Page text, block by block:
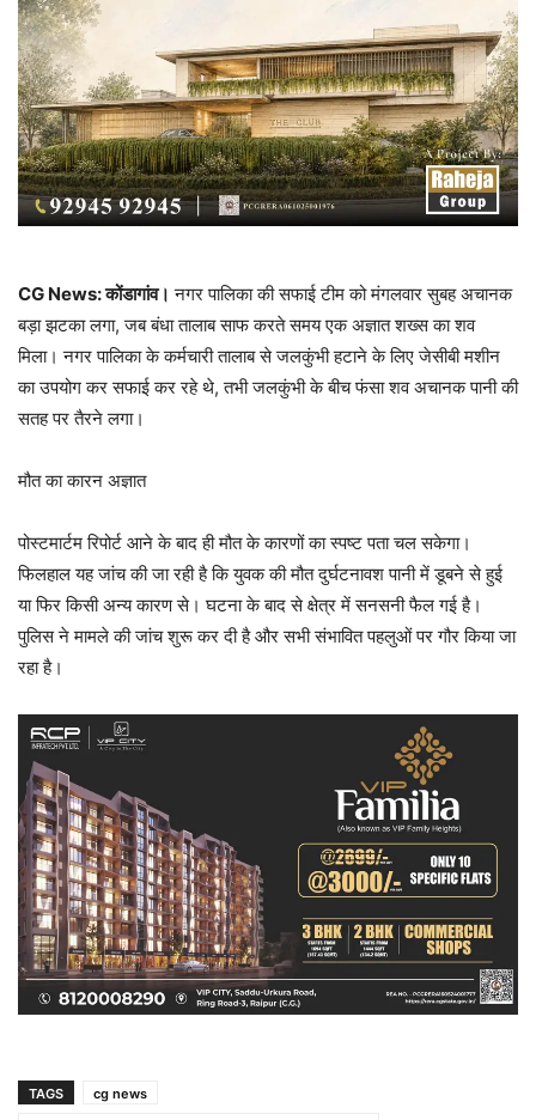
CG News: कोंडागांव। नगर पालिका की सफाई टीम को मंगलवार सुबह अचानक
बड़ा झटका लगा, जब बंधा तालाब साफ करते समय एक अज्ञात शख्स का शव
मिला। नगर पालिका के कर्मचारी तालाब से जलकुंभी हटाने के लिए जेसीबी मशीन
का उपयोग कर सफाई कर रहे थे, तभी जलकुंभी के बीच फंसा शव अचानक पानी की
सतह पर तैरने लगा।
मौत का कारन अज्ञात
पोस्टमार्टम रिपोर्ट आने के बाद ही मौत के कारणों का स्पष्ट पता चल सकेगा।
फिलहाल यह जांच की जा रही है कि युवक की मौत दुर्घटनावश पानी में डूबने से हुई
या फिर किसी अन्य कारण से। घटना के बाद से क्षेत्र में सनसनी फैल गई है।
पुलिस ने मामले की जांच शुरू कर दी है और सभी संभावित पहलुओं पर गौर किया जा
रहा है।
TAGS
cg news